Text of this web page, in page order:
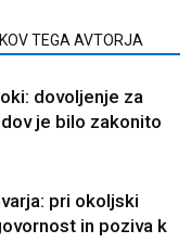
TEGA AVTORJA
dovoljenje za
je bilo zakonito
pri okoljski
in poziva k